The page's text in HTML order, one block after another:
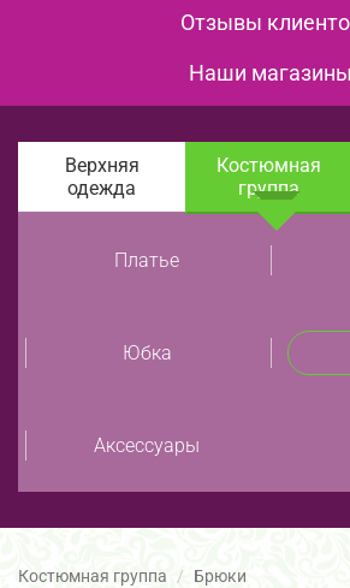
Отзывы
Наши магазины
Верхняя
одежда
Костюмная
группа
Платье
Юбка
Аксессуары
Костюмная группа Брюки